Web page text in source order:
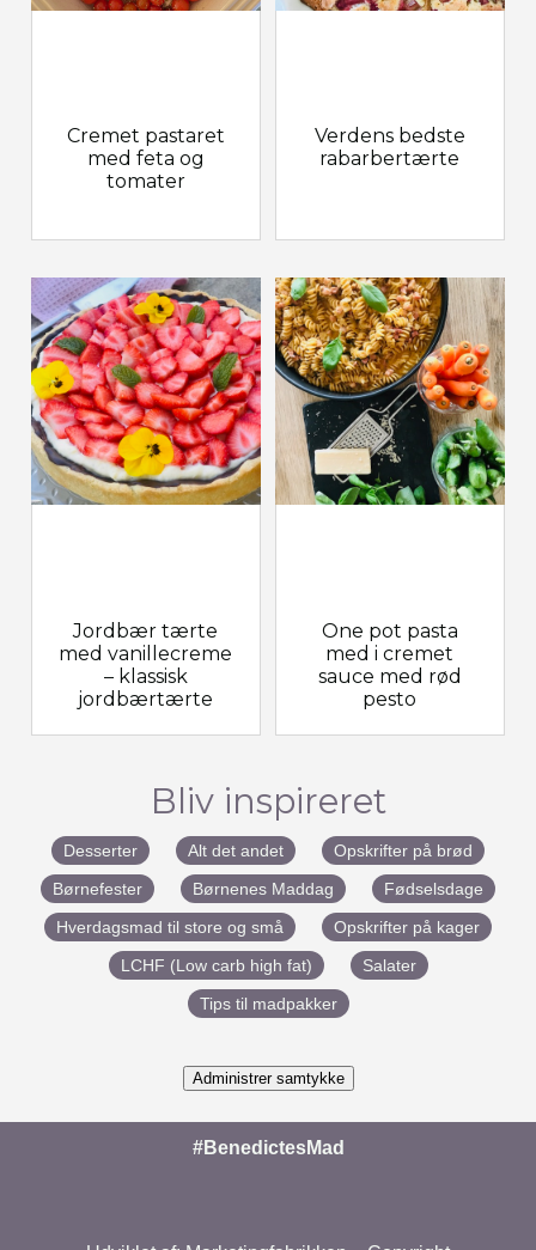
Cremet pastaret
med feta og
tomater
Jordbær tærte
med vanillecreme
– klassisk
jordbærtærte
Verdens bedste
rabarbertærte
One pot pasta
med i cremet
sauce med rød
pesto
Bliv inspireret
Desserter Alt det andet
Opskrifter på brød
Børnefester
Børnenes Maddag
Fødselsdage
Hverdagsmad til store og små
Opskrifter på kager
LCHF (Low carb high fat)
Salater
Tips til madpakker
Administrer samtykke
#BenedictesMad